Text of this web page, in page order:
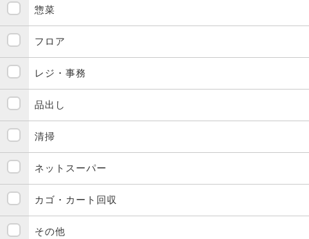
惣菜
フロア
レジ・事務
品出し
清掃
ネットスーパー
カゴ・カート回収
その他